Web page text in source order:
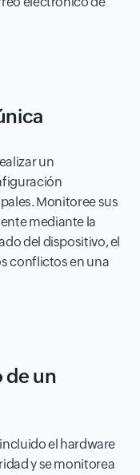
un
Monitoree sus
mediante la
del dispositivo, el
conflictos en una
de un
el hardware
y se monitorea